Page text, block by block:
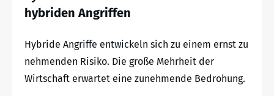
hybriden Angriffen
Hybride Angriffe entwickeln sich zu einem ernst zu
nehmenden Risiko. Die große Mehrheit der
Wirtschaft erwartet eine zunehmende Bedrohung.